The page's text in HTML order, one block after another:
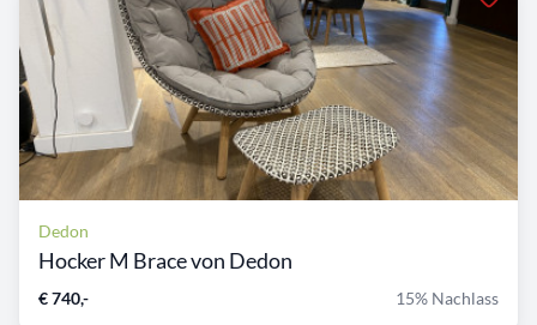
Dedon
Hocker M Brace von Dedon
€ 740,- 15% Nachlass